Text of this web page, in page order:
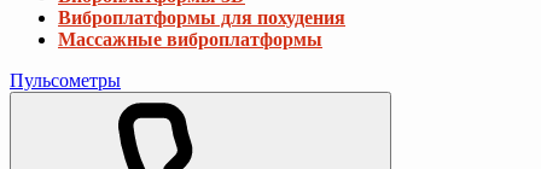
Виброплатформы для похудения
Массажные виброплатформы
Пульсометры